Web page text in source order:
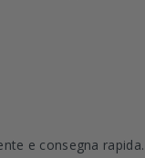
e consegna rapida.